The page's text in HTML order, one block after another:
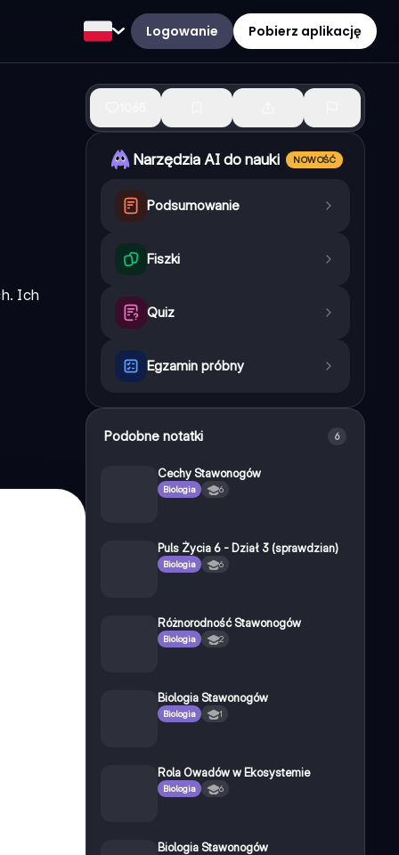
Logowanie Pobierz aplikację
Ich
Narzędzia AI do nauki NOWOŚĆ
Podsumowanie
Fiszki
Quiz
Egzamin próbny
Podobne notatki 6
Cechy Stawonogów
Biologia 6
Puls Życia 6 - Dział 3 (sprawdzian)
Biologia 6
Różnorodność Stawonogów
Biologia 2
Biologia Stawonogów
Biologia 1
Rola Owadów w Ekosystemie
Biologia 6
Biologia Stawonogów